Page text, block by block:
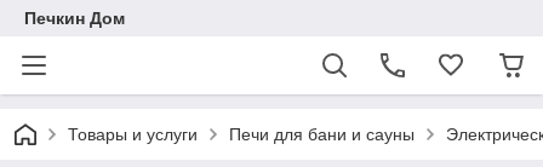
Печкин Дом
Товары и услуги Печи для бани и сауны